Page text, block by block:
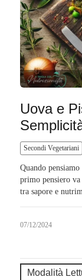
Uova e
Secondi Vegetariani
Quando
primo pensiero
tra sapore e
07/12/2024
Modalità